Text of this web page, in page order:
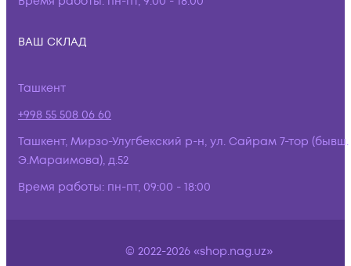
ВАШ СКЛАД
Ташкент
+998 55 508 06 60
Ташкент, Мирзо-Улугбекский р-н, ул. Сайрам 7-тор (бывш.
Э.Мараимова), д.52
Время работы: пн-пт, 09:00 - 18:00
© 2022-2026 «shop.nag.uz»